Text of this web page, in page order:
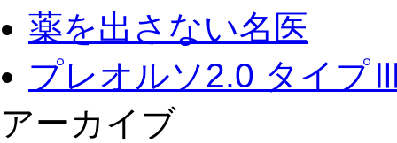
薬を出さない名医
プレオルソ2.0 タイプ
アーカイブ